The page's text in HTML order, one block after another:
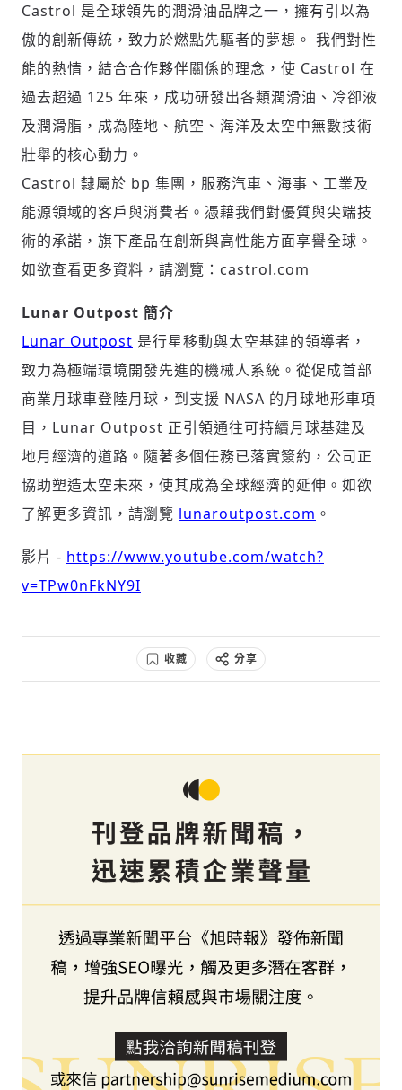
Castrol 是全球領先的潤滑油品牌之一，擁有引以為
傲的創新傳統，致力於燃點先驅者的夢想。 我們對性
能的熱情，結合合作夥伴關係的理念，使 Castrol 在
過去超過 125 年來，成功研發出各類潤滑油、冷卻液
及潤滑脂，成為陸地、航空、海洋及太空中無數技術
壯舉的核心動力。
Castrol 隸屬於 bp 集團，服務汽車、海事、工業及
能源領域的客戶與消費者。憑藉我們對優質與尖端技
術的承諾，旗下產品在創新與高性能方面享譽全球。
如欲查看更多資料，請瀏覽：castrol.com
Lunar Outpost 簡介
Lunar Outpost 是行星移動與太空基建的領導者，
致力為極端環境開發先進的機械人系統。從促成首部
商業月球車登陸月球，到支援 NASA 的月球地形車項
目，Lunar Outpost 正引領通往可持續月球基建及
地月經濟的道路。隨著多個任務已落實簽約，公司正
協助塑造太空未來，使其成為全球經濟的延伸。如欲
了解更多資訊，請瀏覽 lunaroutpost.com 。
影片 - https://www.youtube.com/watch?
v=TPw0nFkNY9I
收藏 分享